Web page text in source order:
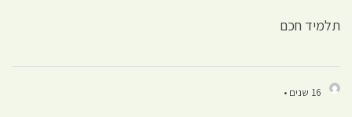
תלמיד חכם
16 שנים •